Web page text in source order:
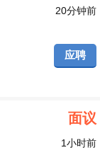
20分钟前
应聘
面议
1小时前